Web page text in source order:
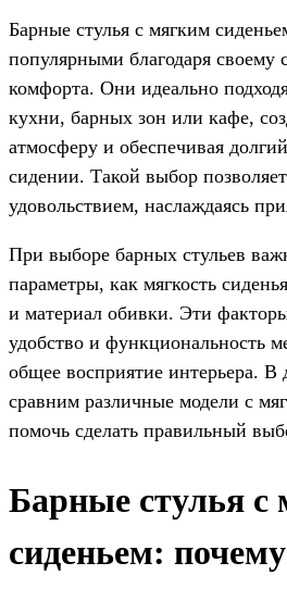
Барные стулья с мягким
популярными благодаря своему
комфорта. Они идеально
кухни, барных зон или кафе,
атмосферу и обеспечивая
сидении. Такой выбор
удовольствием, наслаждаясь
При выборе барных стульев
параметры, как мягкость
и материал обивки. Эти
удобство и функциональность
общее восприятие интерьера. В
сравним различные модели с
помочь сделать правильный
Барные стулья с
сиденьем: